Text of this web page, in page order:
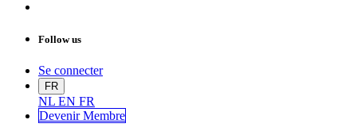
Follow us
Se connecter
FR
NL EN FR
Devenir Membre